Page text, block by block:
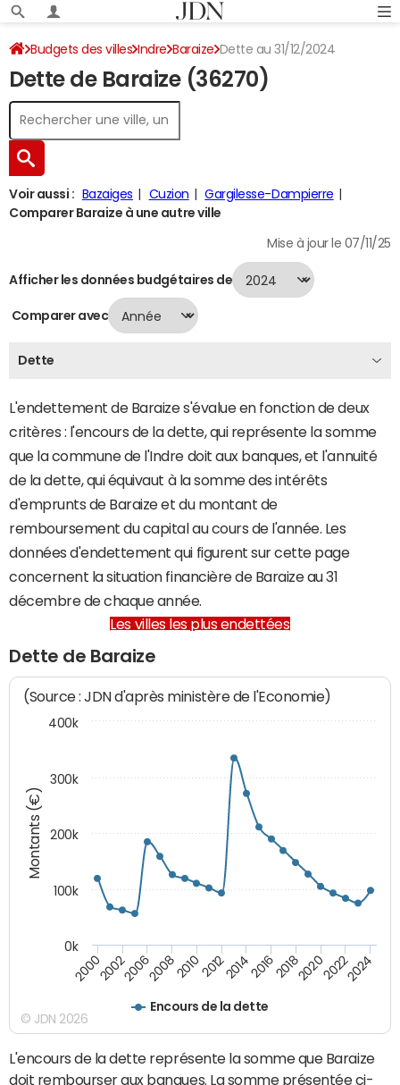
Budgets des villes Indre Baraize Dette au 31/12/2024
Dette de Baraize (36270)
Voir aussi : Bazaiges Cuzion
Gargilesse-Dampierre
Comparer Baraize à une autre ville
Mise à jour le 07/11/25
Afficher les données budgétaires de
Comparer avec
Dette
L'endettement de Baraize s'évalue en fonction de deux
critères : l'encours de la dette, qui représente la somme
que la commune de l'Indre doit aux banques, et l'annuité
de la dette, qui équivaut à la somme des intérêts
d'emprunts de Baraize et du montant de
remboursement du capital au cours de l'année. Les
données d'endettement qui figurent sur cette page
concernent la situation financière de Baraize au 31
décembre de chaque année.
Les villes les plus endettées
Dette de Baraize
Montants (€)
(Source : JDN d'après ministère de l'Economie)
Encours de la dette
200020022006200820102012201420162018202020222024
0k
100k
200k
300k
400k
© JDN 2026
L'encours de la dette représente la somme que Baraize
doit rembourser aux banques. La somme présentée ci-